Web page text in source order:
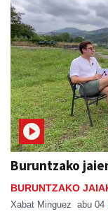
Buruntzako
BURUNTZAKO
Xabat Minguez abu 04